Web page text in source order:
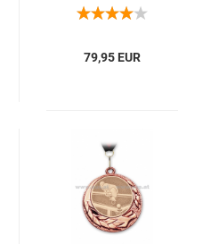
79,95 EUR